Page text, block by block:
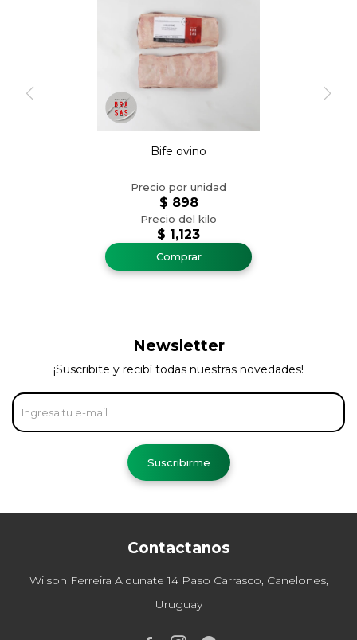
Bife ovino
$ 1,123
$ 898
Contactanos
Wilson Ferreira Aldunate 14 Paso Carrasco, Canelones,
Uruguay
Newsletter
¡Suscribite y recibí todas nuestras novedades!
Suscribirme